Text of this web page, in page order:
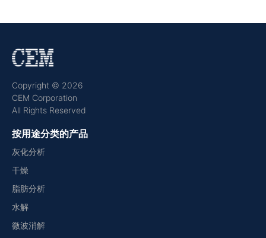
Copyright © 2026
CEM Corporation
All Rights Reserved
按用途分类的产品
灰化分析
干燥
脂肪分析
水解
微波消解